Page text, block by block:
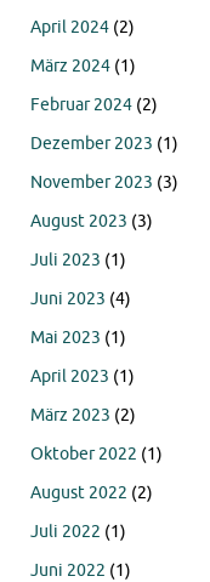
April 2024 (2)
März 2024 (1)
Februar 2024 (2)
Dezember 2023 (1)
November 2023 (3)
August 2023 (3)
Juli 2023 (1)
Juni 2023 (4)
Mai 2023 (1)
April 2023 (1)
März 2023 (2)
Oktober 2022 (1)
August 2022 (2)
Juli 2022 (1)
Juni 2022 (1)